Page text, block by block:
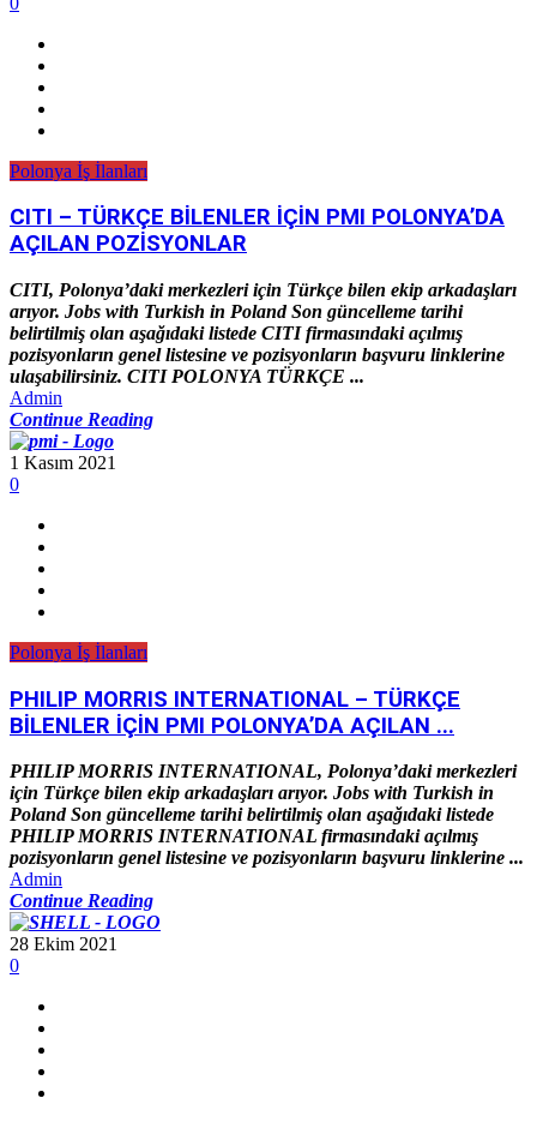
Polonya İş İlanları
CITI – TÜRKÇE BİLENLER İÇİN PMI POLONYA’DA
AÇILAN POZİSYONLAR
CITI, Polonya’daki merkezleri için Türkçe bilen ekip arkadaşları
arıyor. Jobs with Turkish in Poland Son güncelleme tarihi
belirtilmiş olan aşağıdaki listede CITI firmasındaki açılmış
pozisyonların genel listesine ve pozisyonların başvuru linklerine
ulaşabilirsiniz. CITI POLONYA TÜRKÇE ...
Admin
Continue Reading
1 Kasım 2021
0
Polonya İş İlanları
PHILIP MORRIS INTERNATIONAL – TÜRKÇE
BİLENLER İÇİN PMI POLONYA’DA AÇILAN ...
PHILIP MORRIS INTERNATIONAL, Polonya’daki merkezleri
için Türkçe bilen ekip arkadaşları arıyor. Jobs with Turkish in
Poland Son güncelleme tarihi belirtilmiş olan aşağıdaki listede
PHILIP MORRIS INTERNATIONAL firmasındaki açılmış
pozisyonların genel listesine ve pozisyonların başvuru linklerine ...
Admin
Continue Reading
28 Ekim 2021
0